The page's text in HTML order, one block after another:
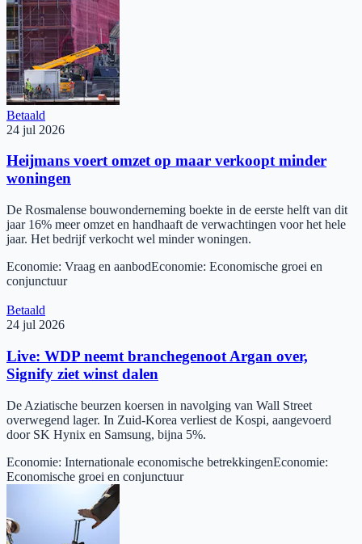
Betaald
24 jul 2026
Heijmans voert omzet op maar verkoopt minder
woningen
De Rosmalense bouwonderneming boekte in de eerste helft van dit
jaar 16% meer omzet en handhaaft de verwachtingen voor het hele
jaar. Het bedrijf verkocht wel minder woningen.
Economie: Vraag en aanbodEconomie: Economische groei en
conjunctuur
Betaald
24 jul 2026
Live: WDP neemt branchegenoot Argan over,
Signify ziet winst dalen
De Aziatische beurzen koersen in navolging van Wall Street
overwegend lager. In Zuid-Korea verliest de Kospi, aangevoerd
door SK Hynix en Samsung, bijna 5%.
Economie: Internationale economische betrekkingenEconomie:
Economische groei en conjunctuur